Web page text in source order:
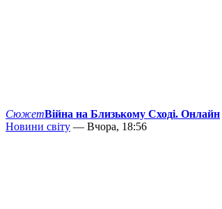
СюжетВійна на Близькому Сході. Онлайн
Новини світу — Вчора, 18:56